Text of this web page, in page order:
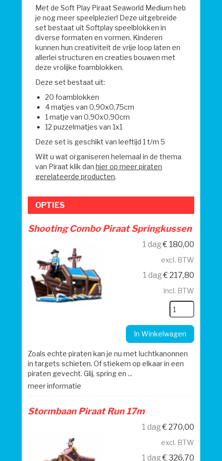
Met de Soft Play Piraat Seaworld Medium heb
je nog meer speelplezier! Deze uitgebreide
set bestaat uit Softplay speelblokken in
diverse formaten en vormen. Kinderen
kunnen hun creativiteit de vrije loop laten en
allerlei structuren en creaties bouwen met
deze vrolijke foamblokken.
Deze set bestaat uit:
20 foamblokken
4 matjes van 0,90x0,75cm
1 matje van 0,90x0,90cm
12 puzzelmatjes van 1x1
Deze set is geschikt van leeftijd 1 t/m 5
Wilt u wat organiseren helemaal in de thema
van Piraat klik dan hier op meer piraten
gerelateerde producten.
OPTIES
Shooting Combo Piraat Springkussen
1 dag€ 180,00
excl. BTW
1 dag€ 217,80
incl. BTW
In Winkelwagen
Zoals echte piraten kan je nu met luchtkanonnen
in targets schieten. Of stiekem op elkaar in een
piraten gevecht. Glij, spring en ...
meer informatie
Stormbaan Piraat Run 17m
1 dag€ 270,00
excl. BTW
1 dag€ 326,70